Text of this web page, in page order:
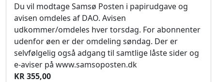
Du vil modtage Samsø Posten i papirudgave og
avisen omdeles af DAO. Avisen
udkommer/omdeles hver torsdag. For abonnenter
udenfor øen er der omdeling søndag. Der er
selvfølgelig også adgang til samtlige låste sider og
e-aviser på www.samsoposten.dk
KR 355,00